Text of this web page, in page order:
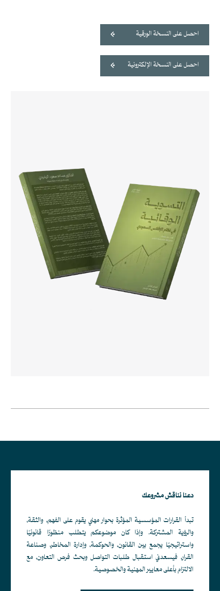
احصل على النسخة الورقية
احصل على النسخة الإلكترونية
دعنا نناقش مشروعك
تبدأ القرارات المؤسسية المؤثرة بحوار مهني يقوم على الفهم، والثقة،
والرؤية المشتركة. وإذا كان موضوعكم يتطلب منظورًا قانونيًا
واستراتيجيًا يجمع بين القانون، والحوكمة، وإدارة المخاطر، وصناعة
القرار، فيسعدني استقبال طلبات التواصل وبحث فرص التعاون، مع
الالتزام بأعلى معايير المهنية والخصوصية.